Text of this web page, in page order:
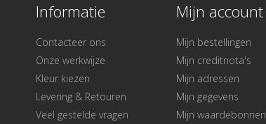
Informatie
Contacteer ons
Onze werkwijze
Kleur kiezen
Levering & Retouren
Veel gestelde vragen
Mijn account
Mijn bestellingen
Mijn creditnota's
Mijn adressen
Mijn gegevens
Mijn waardebonnen